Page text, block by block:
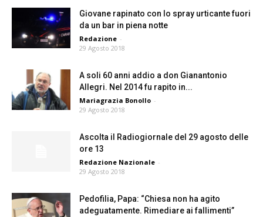
Giovane rapinato con lo spray urticante fuori
da un bar in piena notte
Redazione -
29 Agosto 2018
A soli 60 anni addio a don Gianantonio
Allegri. Nel 2014 fu rapito in...
Mariagrazia Bonollo -
29 Agosto 2018
Ascolta il Radiogiornale del 29 agosto delle
ore 13
Redazione Nazionale -
29 Agosto 2018
Pedofilia, Papa: “Chiesa non ha agito
adeguatamente. Rimediare ai fallimenti”